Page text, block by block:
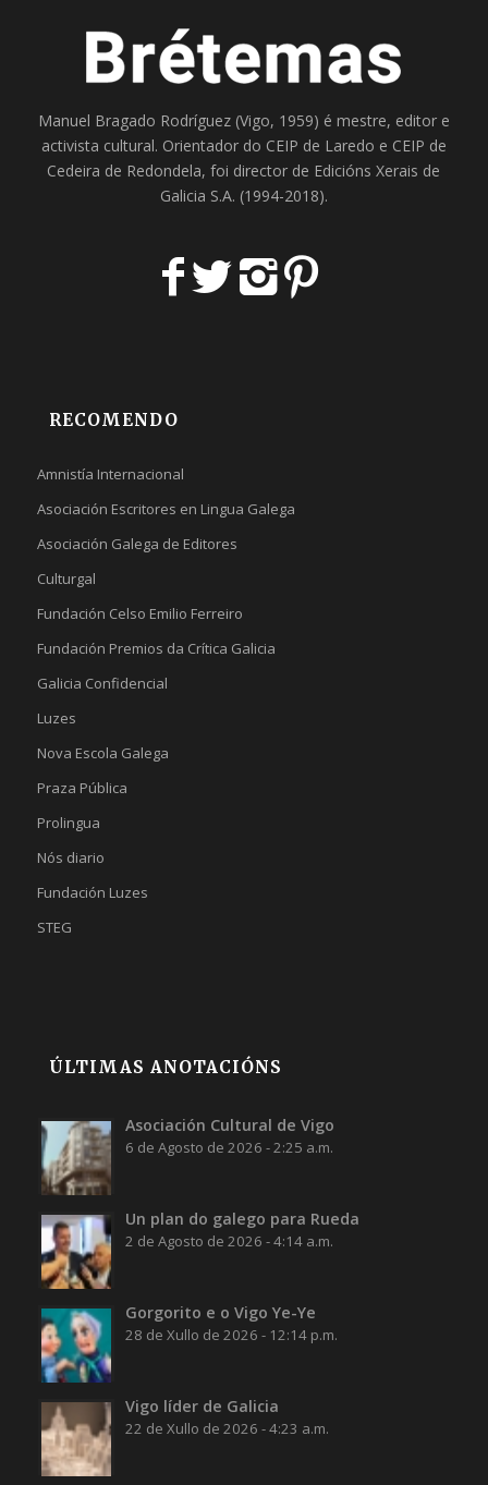
Manuel Bragado Rodríguez (Vigo, 1959) é mestre, editor e
activista cultural. Orientador do CEIP de Laredo e CEIP de
Cedeira de Redondela, foi director de Edicións Xerais de
Galicia S.A. (1994-2018).
RECOMENDO
Amnistía Internacional
Asociación Escritores en Lingua Galega
Asociación Galega de Editores
Culturgal
Fundación Celso Emilio Ferreiro
Fundación Premios da Crítica Galicia
Galicia Confidencial
Luzes
Nova Escola Galega
Praza Pública
Prolingua
Nós diario
Fundación Luzes
STEG
ÚLTIMAS ANOTACIÓNS
Asociación Cultural de Vigo
6 de Agosto de 2026 - 2:25 a.m.
Un plan do galego para Rueda
2 de Agosto de 2026 - 4:14 a.m.
Gorgorito e o Vigo Ye-Ye
28 de Xullo de 2026 - 12:14 p.m.
Vigo líder de Galicia
22 de Xullo de 2026 - 4:23 a.m.